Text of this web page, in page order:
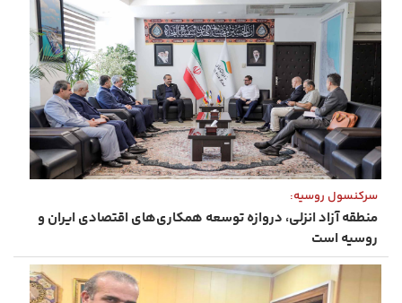
سرکنسول روسیه:
منطقه آزاد انزلی، دروازه توسعه همکاری‌های اقتصادی ایران و
روسیه است